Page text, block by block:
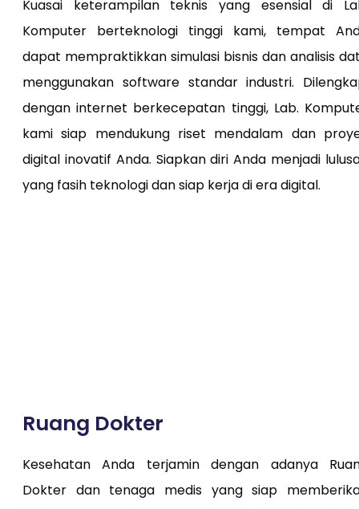
Kuasai keterampilan teknis yang esensial di
Komputer berteknologi tinggi kami, tempat
dapat mempraktikkan simulasi bisnis dan analisis
menggunakan software standar industri.
dengan internet berkecepatan tinggi, Lab.
kami siap mendukung riset mendalam dan
digital inovatif Anda. Siapkan diri Anda menjadi
yang fasih teknologi dan siap kerja di era digital.
Ruang Dokter
Kesehatan Anda terjamin dengan adanya
Dokter dan tenaga medis yang siap